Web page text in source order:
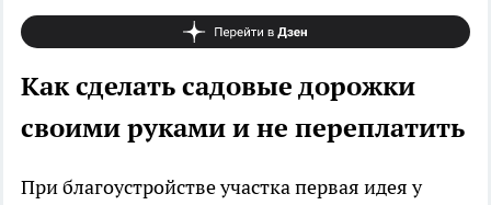
Как сделать садовые дорожки
своими руками и не переплатить
При благоустройстве участка первая идея у